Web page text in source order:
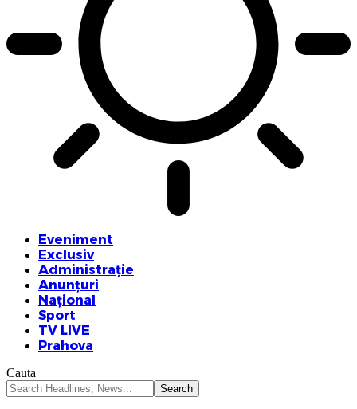
Eveniment
Exclusiv
Administrație
Anunțuri
Național
Sport
TV LIVE
Prahova
Cauta